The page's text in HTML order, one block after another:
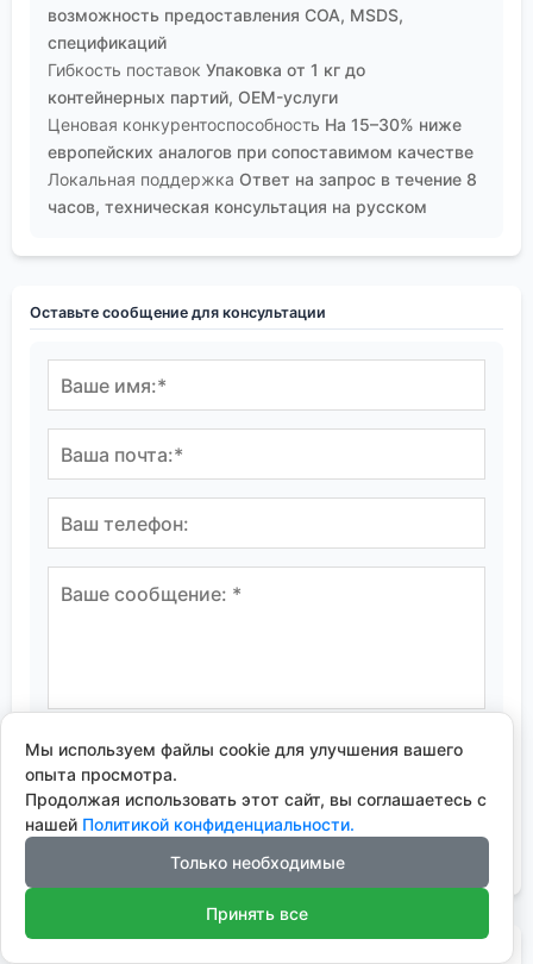
возможность предоставления COA, MSDS,
спецификаций
Гибкость поставок Упаковка от 1 кг до
контейнерных партий, OEM-услуги
Ценовая конкурентоспособность На 15–30% ниже
европейских аналогов при сопоставимом качестве
Локальная поддержка Ответ на запрос в течение 8
часов, техническая консультация на русском
Оставьте сообщение для консультации
Мы используем файлы cookie для улучшения вашего
опыта просмотра.
Продолжая использовать этот сайт, вы соглашаетесь с
нашей Политикой конфиденциальности.
Только необходимые
Принять все